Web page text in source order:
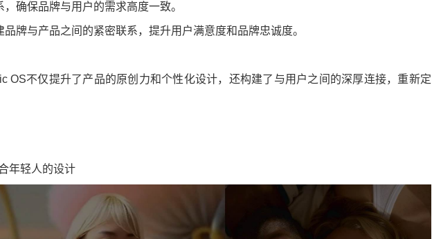
确保品牌与用户的需求高度一致。
牌与产品之间的紧密联系，提升用户满意度和品牌忠诚度。
OS不仅提升了产品的原创力和个性化设计，还构建了与用户之间的深厚连接，重新定
年轻人的设计